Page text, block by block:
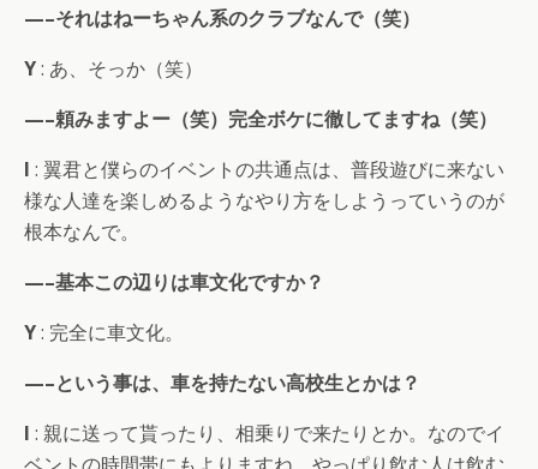
—–それはねーちゃん系のクラブなんで（笑）
Y: あ、そっか（笑）
—–頼みますよー（笑）完全ボケに徹してますね（笑）
I : 翼君と僕らのイベントの共通点は、普段遊びに来ない
様な人達を楽しめるようなやり方をしようっていうのが
根本なんで。
—–基本この辺りは車文化ですか？
Y: 完全に車文化。
—–という事は、車を持たない高校生とかは？
I : 親に送って貰ったり、相乗りで来たりとか。なのでイ